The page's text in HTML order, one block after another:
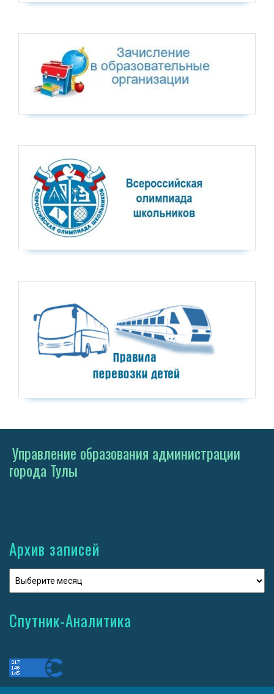
Управление образования администрации
города Тулы
Архив записей
Спутник-Аналитика